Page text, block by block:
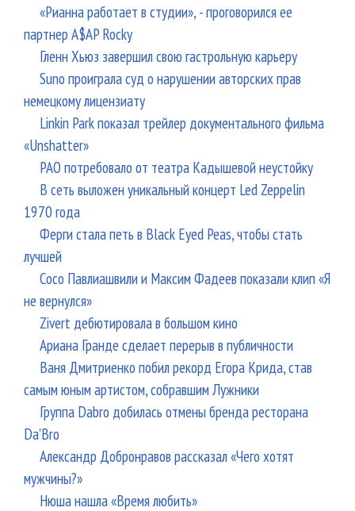
«Рианна работает в студии», - проговорился ее
партнер A$AP Rocky
Гленн Хьюз завершил свою гастрольную карьеру
Suno проиграла суд о нарушении авторских прав
немецкому лицензиату
Linkin Park показал трейлер документального фильма
«Unshatter»
РАО потребовало от театра Кадышевой неустойку
В сеть выложен уникальный концерт Led Zeppelin
1970 года
Ферги стала петь в Black Eyed Peas, чтобы стать
лучшей
Сосо Павлиашвили и Максим Фадеев показали клип «Я
не вернулся»
Zivert дебютировала в большом кино
Ариана Гранде сделает перерыв в публичности
Ваня Дмитриенко побил рекорд Егора Крида, став
самым юным артистом, собравшим Лужники
Группа Dabro добилась отмены бренда ресторана
Da'Bro
Александр Добронравов рассказал «Чего хотят
мужчины?»
Нюша нашла «Время любить»